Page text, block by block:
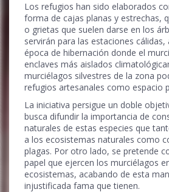
Los refugios han sido elaborados
forma de cajas planas y estrechas,
o grietas que suelen darse en los
servirán para las estaciones cálidas,
época de hibernación donde el
enclaves más aislados
murciélagos silvestres de la zona
refugios artesanales como espacio
La iniciativa persigue un doble
busca difundir la importancia de
naturales de estas especies que
a los ecosistemas naturales como
plagas. Por otro lado, se pretende
papel que ejercen los murciélagos
ecosistemas, acabando de esta
injustificada fama que tienen.